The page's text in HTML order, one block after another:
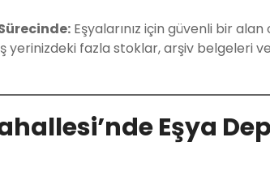
Eşyalarınız için güvenli bir
yerinizdeki fazla stoklar, arşiv belgeleri
Eşya